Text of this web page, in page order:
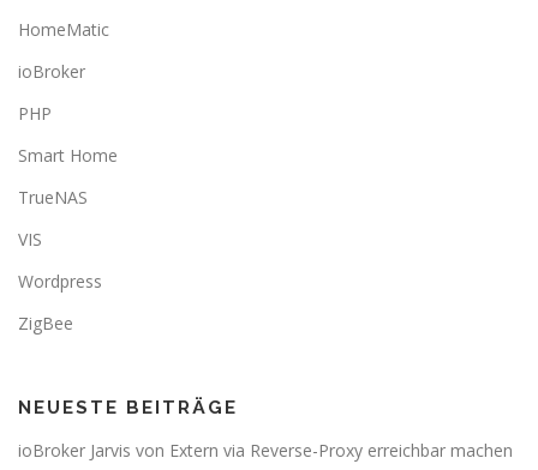
HomeMatic
ioBroker
PHP
Smart Home
TrueNAS
VIS
Wordpress
ZigBee
NEUESTE BEITRÄGE
ioBroker Jarvis von Extern via Reverse-Proxy erreichbar machen